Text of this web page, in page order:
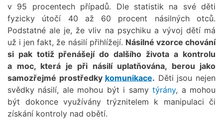
v 95 procentech případů. Dle statistik na své děti
fyzicky útočí 40 až 60 procent násilných otců.
Podstatné ale je, že vliv na psychiku a vývoj dětí má
už i jen fakt, že násilí přihlížejí. Násilné vzorce chování
si pak totiž přenášejí do dalšího života a kontrolu
a moc, která je při násilí uplatňována, berou jako
samozřejmé prostředky komunikace. Děti jsou nejen
svědky násilí, ale mohou být i samytýrány, a mohou
být dokonce využívány trýznitelem k manipulaci či
získání kontroly nad obětí.